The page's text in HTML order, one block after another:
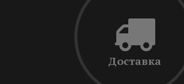
Доставка